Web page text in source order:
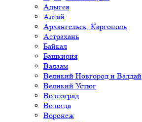
Адыгея
Алтай
Архангельск, Каргополь
Астрахань
Байкал
Башкирия
Валаам
Великий Новгород и Валдай
Великий Устюг
Волгоград
Вологда
Воронеж